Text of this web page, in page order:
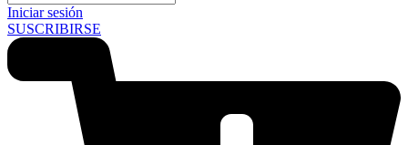
Iniciar sesión
SUSCRIBIRSE